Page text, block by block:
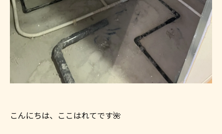
こんにちは、ここはれてです🌺